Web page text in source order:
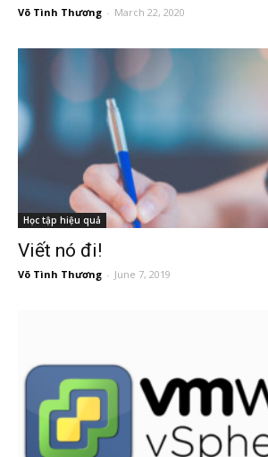
Võ Tình Thương - March 22, 2020
Học tập hiệu quả
Viết nó đi!
Võ Tình Thương - June 7, 2019